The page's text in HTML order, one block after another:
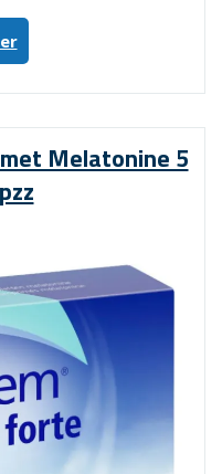
“Krachtige
Slaapondersteuning
met
5
mg”
Melatonine 5